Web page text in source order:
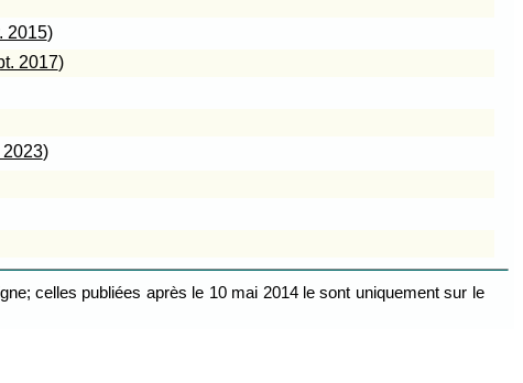
2015)
2017)
2023)
celles publiées après le 10 mai 2014 le sont uniquement sur le